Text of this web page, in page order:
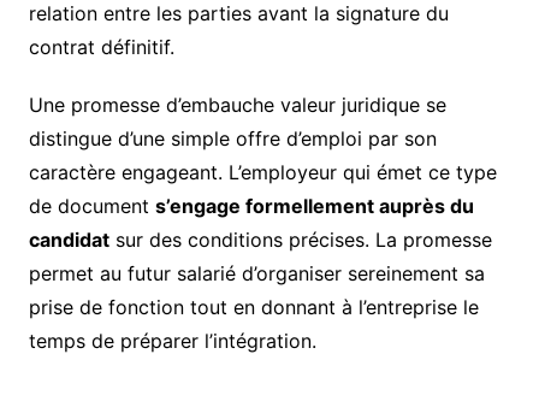
relation entre les parties avant la signature du
contrat définitif.
Une promesse d’embauche valeur juridique se
distingue d’une simple offre d’emploi par son
caractère engageant. L’employeur qui émet ce type
de document s’engage formellement auprès du
candidatsur des conditions précises. La promesse
permet au futur salarié d’organiser sereinement sa
prise de fonction tout en donnant à l’entreprise le
temps de préparer l’intégration.